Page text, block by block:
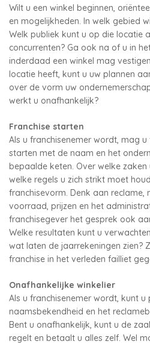
Wilt u een winkel beginnen,
en mogelijkheden. In welk gebied
Welk publiek kunt u op die locatie
concurrenten? Ga ook na of u in
inderdaad een winkel mag
locatie heeft, kunt u uw plannen
over de vorm uw
werkt u onafhankelijk?
Franchise starten
Als u franchisenemer wordt, mag
starten met de naam en het
bepaalde keten. Over welke
welke regels u zich strikt moet
franchisevorm. Denk aan reclame,
voorraad, prijzen en het
franchisegever het gesprek ook
Welke resultaten kunt u
wat laten de jaarrekeningen zien?
franchise in het verleden failliet
Onafhankelijke winkelier
Als u franchisenemer wordt, kunt
naamsbekendheid en het
Bent u onafhankelijk, kunt u de
regelt en betaalt u alles zelf. Wel